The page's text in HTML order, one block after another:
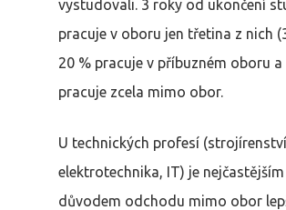
vystudovali. 3 roky od ukončení
pracuje v oboru jen třetina z nich
20 % pracuje v příbuzném oboru a
pracuje zcela mimo obor.
U technických profesí
elektrotechnika, IT) je nejčastějším
důvodem odchodu mimo obor